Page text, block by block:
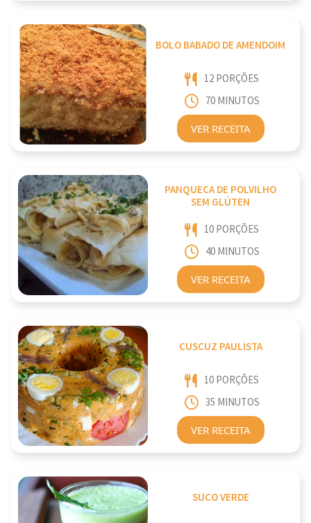
BOLO BABADO DE AMENDOIM
12 PORÇÕES
70 MINUTOS
VER RECEITA
PANQUECA DE POLVILHO
SEM GLÚTEN
10 PORÇÕES
40 MINUTOS
VER RECEITA
CUSCUZ PAULISTA
10 PORÇÕES
35 MINUTOS
VER RECEITA
SUCO VERDE